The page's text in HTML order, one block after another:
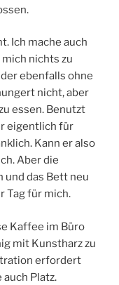
Ich mache auch
nichts zu
ebenfalls ohne
nicht, aber
essen. Benutzt
eigentlich für
Kann er also
Aber die
und das Bett neu
Tag für mich.
Kaffee im Büro
mit Kunstharz zu
erfordert
Platz.